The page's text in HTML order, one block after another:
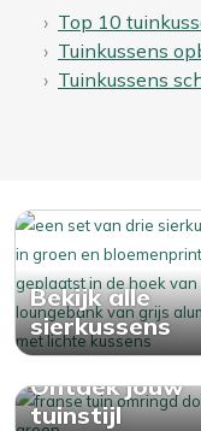
Top 10
Tuinkussens
Tuinkussens
Bekijk alle
sierkussens
Ontdek jouw
tuinstijl